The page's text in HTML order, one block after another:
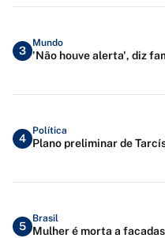
3
Mundo
'Não houve alerta', diz
4
Política
Plano preliminar de
5
Brasil
Mulher é morta a